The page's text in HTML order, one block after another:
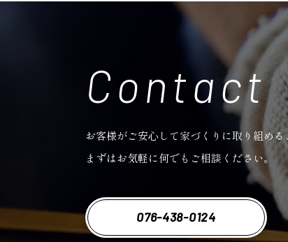
Contact
お客様がご安心して家づくりに取り組め
まずはお気軽に何でもご相談ください。
076-438-0124